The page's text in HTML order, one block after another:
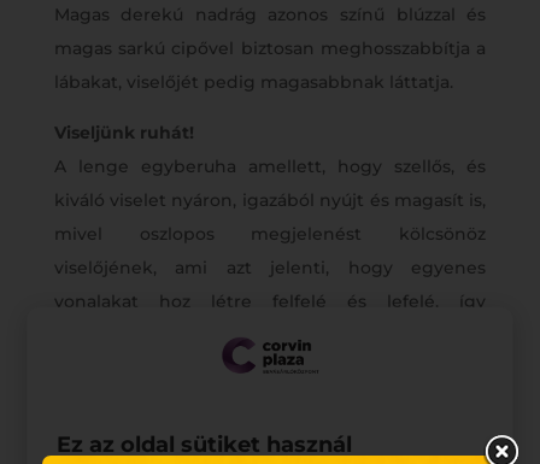
Magas derekú nadrág azonos színű blúzzal és
magas sarkú cipővel biztosan meghosszabbítja a
lábakat, viselőjét pedig magasabbnak láttatja.
Viseljünk ruhát!
A lenge egyberuha amellett, hogy szellős, és
kiváló viselet nyáron, igazából nyújt és magasít is,
mivel oszlopos megjelenést kölcsönöz
viselőjének, ami azt jelenti, hogy egyenes
vonalakat hoz létre felfelé és lefelé, így
magasabbnak látszik viselője. A függőleges
csíkok még inkább rá tudnak dobni a hatásra.
nyerő!
Ez az oldal sütiket használ